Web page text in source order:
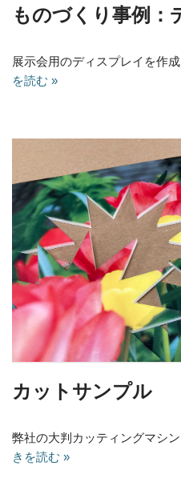
ものづくり事例：
展示会用のディスプレイを作
を読む »
カットサンプル
弊社の大判カッティングマシ
きを読む »